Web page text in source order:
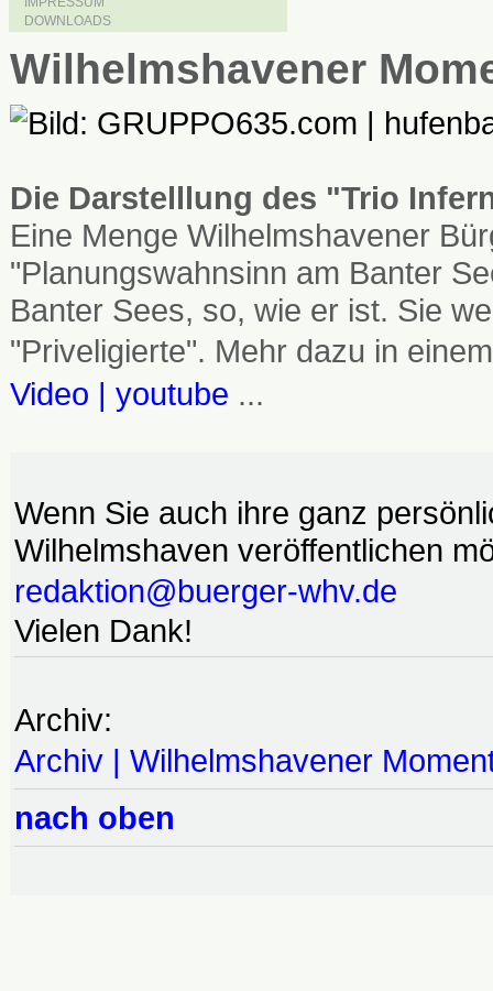
DOWNLOADS
Wilhelmshavener
Die Darstelllung des "Trio
Eine Menge Wilhelmshavener
"Planungswahnsinn am Banter
Banter Sees, so, wie er ist. Sie
"Priveligierte". Mehr dazu in
Video | youtube ...
Wenn Sie auch ihre ganz
Wilhelmshaven veröffentlichen
redaktion@buerger-whv.de
Vielen Dank!
Archiv:
Archiv | Wilhelmshavener
nach oben